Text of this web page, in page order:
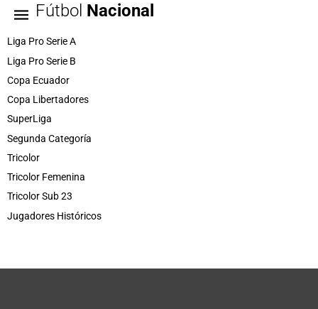
Fútbol Nacional
Liga Pro Serie A
Liga Pro Serie B
Copa Ecuador
Copa Libertadores
SuperLiga
Segunda Categoría
Tricolor
Tricolor Femenina
Tricolor Sub 23
Jugadores Históricos